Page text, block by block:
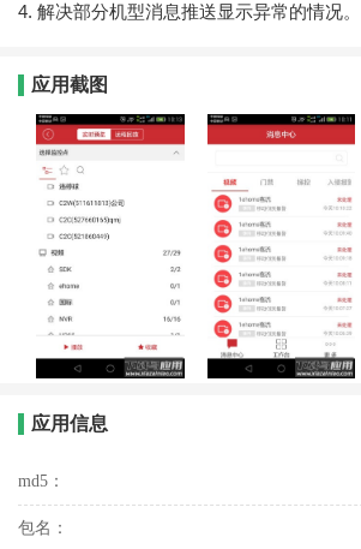
4. 解决部分机型消息推送显示异常的情况。
应用截图
应用信息
md5：
包名：